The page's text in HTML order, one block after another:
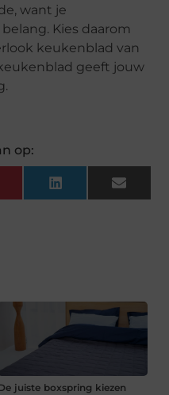
want je
Kies daarom
keukenblad van
geeft jouw
op:
LinkedInEmail
juiste boxspring kiezen